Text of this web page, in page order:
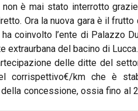
è mai stato interrotto
Ora la nuova gara è il frutto
coinvolto l’ente di Palazzo
extraurbana del bacino di Lucca.
delle ditte del
corrispettivo€/km che è
concessione, ossia fino al